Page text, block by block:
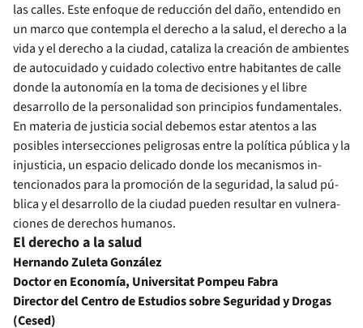
las calles. Este enfoque de reducción del daño, enten­dido en
un marco que contempla el derecho a la salud, el de­recho a la
vida y el derecho a la ciudad, cataliza la creación de ambientes
de autocuidado y cuidado colectivo entre ha­bitantes de calle
donde la autonomía en la toma de decisio­nes y el libre
desarrollo de la personalidad son principios fundamentales.
En materia de justicia social debemos estar atentos a las
posibles intersecciones peligrosas entre la política pública y la
injusticia, un espacio delicado donde los mecanismos in­
tencionados para la promoción de la seguridad, la salud pú­
blica y el desarrollo de la ciudad pueden resultar en vulnera­
ciones de derechos humanos.
El derecho a la salud
Hernando Zuleta González
Doctor en Economía, Universitat Pompeu Fabra
Director del Centro de Estudios sobre Seguridad y Drogas
(Cesed)